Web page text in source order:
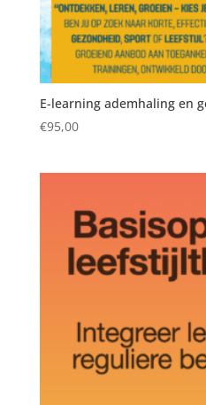
E-learning ademhaling en
€95,00